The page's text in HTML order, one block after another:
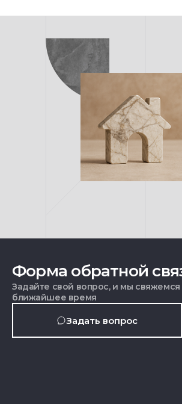
Форма обратной
Задайте свой вопрос, и мы свяжемся
ближайшее время
Задать вопрос